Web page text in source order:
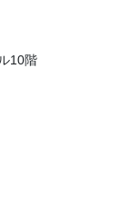
10階